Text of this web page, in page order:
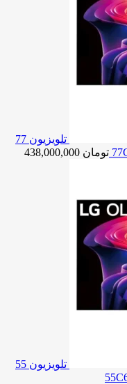
تلویزیون 77
تومان
تلویزیون 55